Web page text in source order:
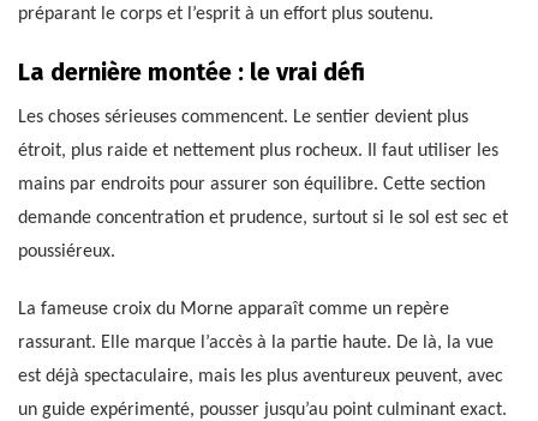
préparant le corps et l’esprit à un effort plus soutenu.
La dernière montée : le vrai défi
Les choses sérieuses commencent. Le sentier devient plus
étroit, plus raide et nettement plus rocheux. Il faut utiliser les
mains par endroits pour assurer son équilibre. Cette section
demande concentration et prudence, surtout si le sol est sec et
poussiéreux.
La fameuse croix du Morne apparaît comme un repère
rassurant. Elle marque l’accès à la partie haute. De là, la vue
est déjà spectaculaire, mais les plus aventureux peuvent, avec
un guide expérimenté, pousser jusqu’au point culminant exact.